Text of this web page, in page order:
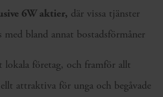
6W aktier, där vissa tjänster
med bland annat bostadsförmåner
lokala företag, och framför allt
attraktiva för unga och begåvade